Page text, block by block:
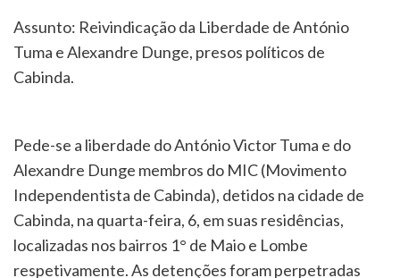
Assunto: Reivindicação da Liberdade de António
Tuma e Alexandre Dunge, presos políticos de
Cabinda.
Pede-se a liberdade do António Victor Tuma e do
Alexandre Dunge membros do MIC (Movimento
Independentista de Cabinda), detidos na cidade de
Cabinda, na quarta-feira, 6, em suas residências,
localizadas nos bairros 1° de Maio e Lombe
respetivamente. As detenções foram perpetradas